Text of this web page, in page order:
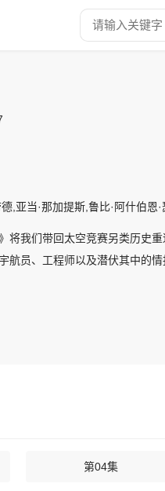
,亚当·那加提斯,鲁比·阿什伯
将我们带回太空竞赛另类历
员、工程师以及潜伏其中的
第04集